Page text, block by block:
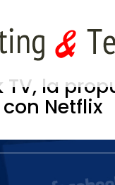
TV, la
Netflix